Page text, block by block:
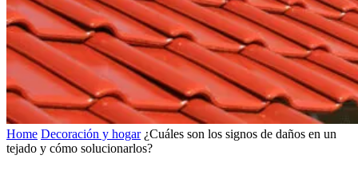
Home Decoración y hogar ¿Cuáles son los signos de daños en un
tejado y cómo solucionarlos?